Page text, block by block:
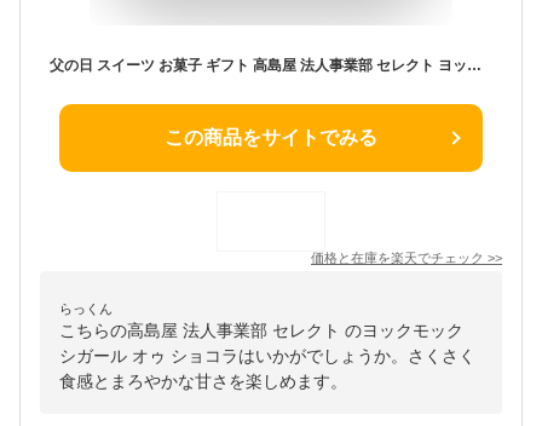
父の日 スイーツ お菓子 ギフト 高島屋 法人事業部 セレクト ヨックモック シガール オゥ ショコラ 18本 YCC-B / 高島屋 高級 おすすめ 結婚内祝い 出産内祝い 結婚祝い 出産祝い お祝い プレゼント 内祝い 百貨店お菓子 法人ギフト JGS cpj お返し 父の日ギフト
この商品をサイトでみる
価格と在庫を楽天でチェック >>
らっくん
こちらの高島屋 法人事業部 セレクト のヨックモック
シガール オゥ ショコラはいかがでしょうか。さくさく
食感とまろやかな甘さを楽しめます。